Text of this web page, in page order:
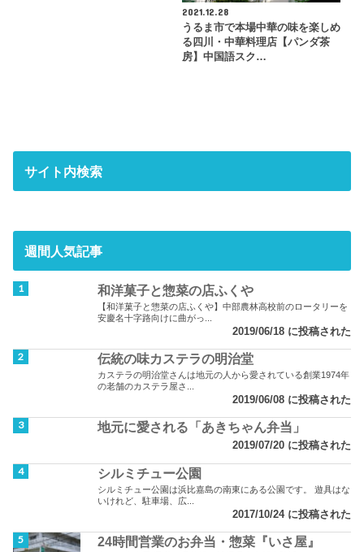
2021.12.28
うるま市で本場中華の味を楽しめ
る四川・中華料理店【パンダ茶
房】中国語スク…
サイト内検索
週間人気記事
和洋菓子と惣菜の店ふくや
【和洋菓子と惣菜の店ふくや】中部農林高校前のロータリーを
安慶名十字路向けに曲がっ...
2019/06/18 に投稿された
伝統の味カステラの明治堂
カステラの明治堂さんは地元の人から愛されている創業1974年
の老舗のカステラ屋さ...
2019/06/08 に投稿された
地元に愛される「あきちゃん弁当」
2019/07/20 に投稿された
シルミチュー公園
シルミチュー公園は浜比嘉島の南東にある公園です。 遊具はな
いけれど、駐車場、広...
2017/10/24 に投稿された
24時間営業のお弁当・惣菜『いさ屋』